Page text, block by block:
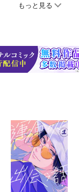
もっと見る